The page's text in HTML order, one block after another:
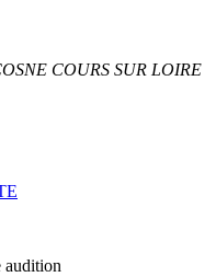
COURS SUR LOIRE
audition